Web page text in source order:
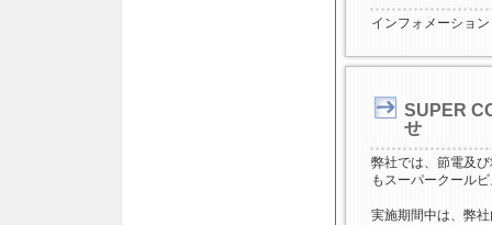
インフォメーション
SUPER
せ
弊社では、節電及
もスーパークール
実施期間中は、弊